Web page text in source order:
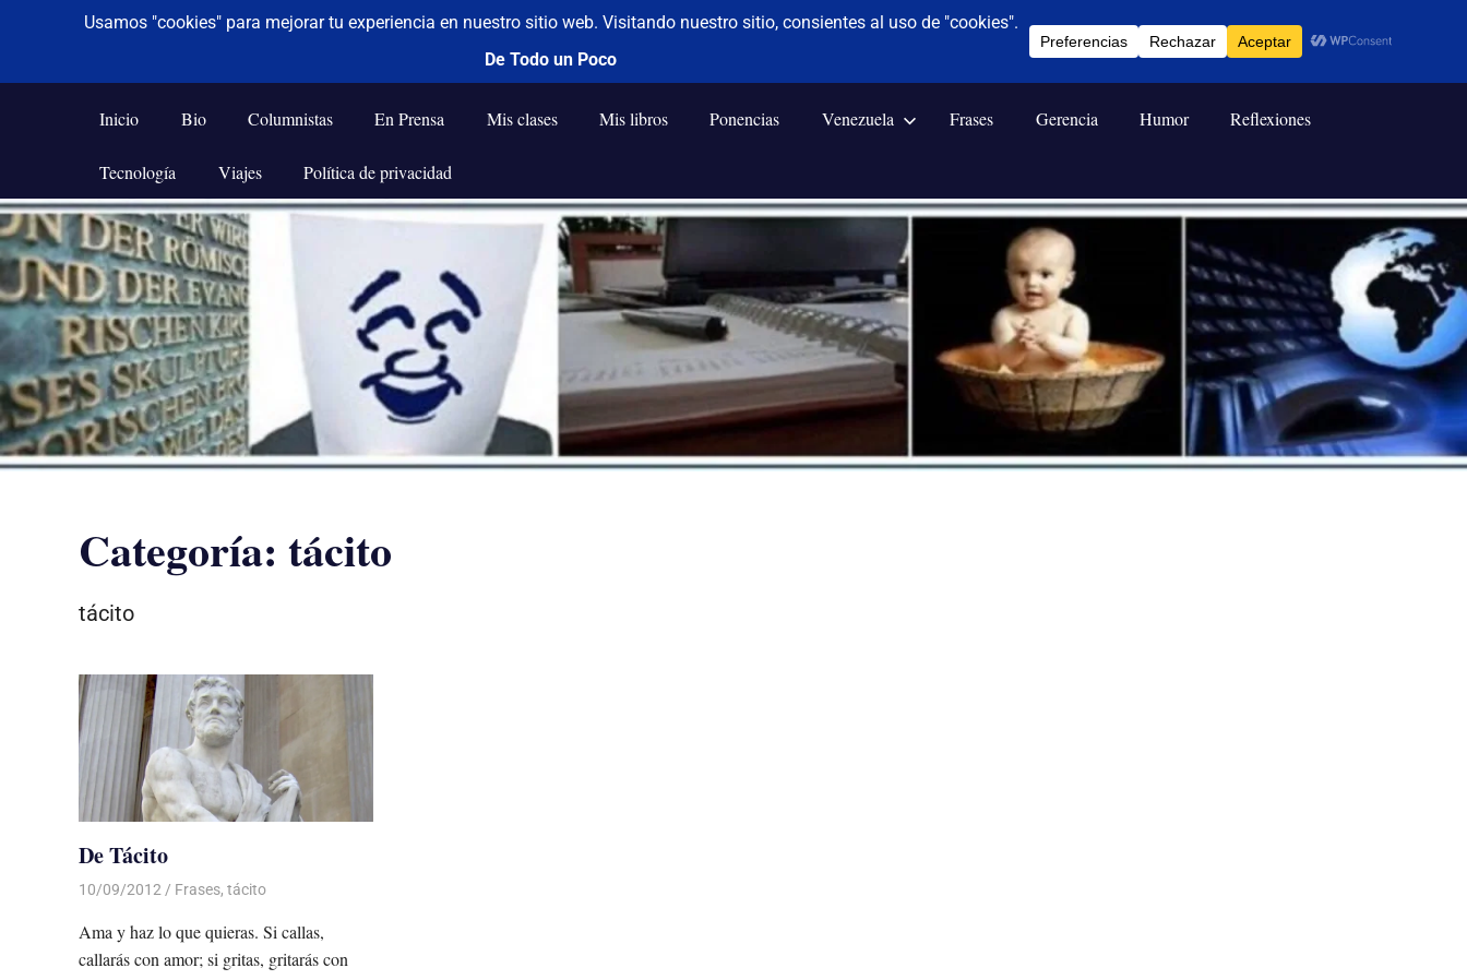
Saltar
al
contenido
De todo un poco
Frases,
Humor,
Tecnología
y
Viajes
Inicio Bio Columnistas En Prensa Mis clases Mis libros Ponencias Venezuela Frases Gerencia Humor Reflexiones
Tecnología Viajes Política de privacidad
Categoría: tácito
tácito
De Tácito
10/09/2012 Luis Castellanos
Frases, tácito
Ama y haz lo que quieras. Si callas,
callarás con amor; si gritas, gritarás con